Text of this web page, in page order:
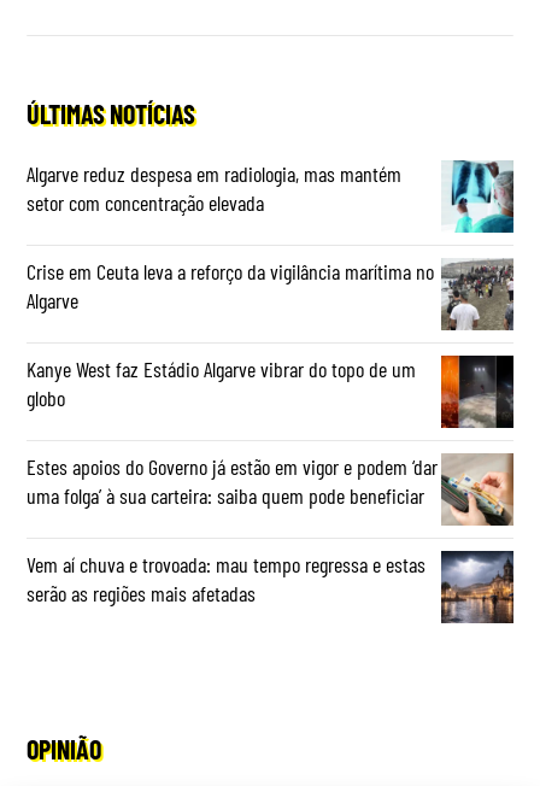
ÚLTIMAS NOTÍCIAS
Algarve reduz despesa em radiologia, mas mantém
setor com concentração elevada
Crise em Ceuta leva a reforço da vigilância marítima no
Algarve
Kanye West faz Estádio Algarve vibrar do topo de um
globo
Estes apoios do Governo já estão em vigor e podem ‘dar
uma folga’ à sua carteira: saiba quem pode beneficiar
Vem aí chuva e trovoada: mau tempo regressa e estas
serão as regiões mais afetadas
OPINIÃO